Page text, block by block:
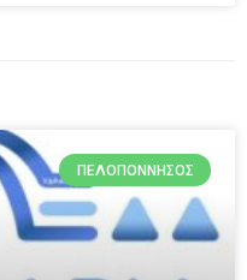
ΠΕΛΟΠΌΝΝΗΣΟΣ